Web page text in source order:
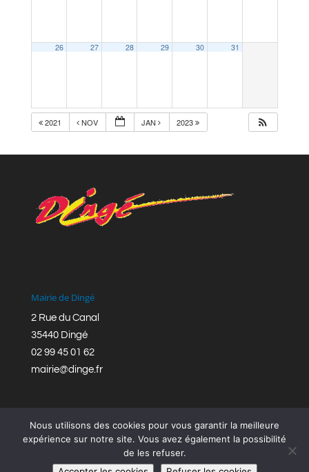
26 27 28 29 30 31
2021 NOV JAN 2023
Mairie de Dingé
2 Rue du Canal
35440 Dingé
02 99 45 01 62
mairie@dinge.fr
Réalisation © Mairie de Dingé,Bretagne Romantique
Nous utilisons des cookies pour vous garantir la meilleure
expérience sur notre site. Vous avez également la possibilité
de les refuser.